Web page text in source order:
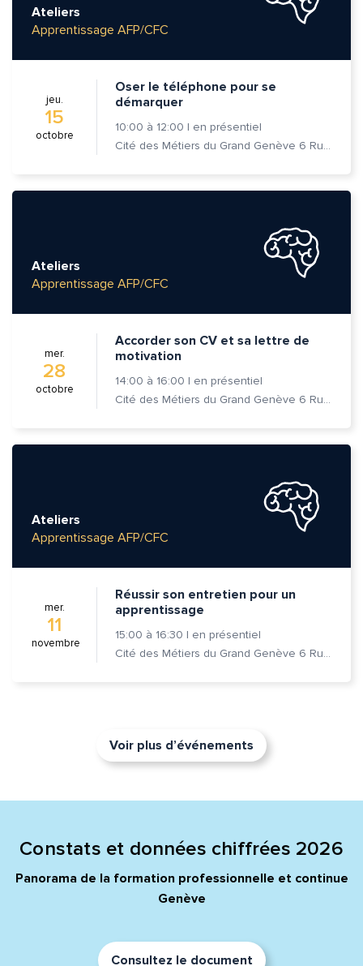
Ateliers
Apprentissage AFP/CFC
jeu.
15
octobre
Oser le téléphone pour se
démarquer
10:00 à 12:00 | en présentiel
Cité des Métiers du Grand Genève 6 Rue Prévost-Martin 1205 Genève
Ateliers
Apprentissage AFP/CFC
mer.
28
octobre
Accorder son CV et sa lettre de
motivation
14:00 à 16:00 | en présentiel
Cité des Métiers du Grand Genève 6 Rue Prévost-Martin 1205 Genève
Ateliers
Apprentissage AFP/CFC
mer.
11
novembre
Réussir son entretien pour un
apprentissage
15:00 à 16:30 | en présentiel
Cité des Métiers du Grand Genève 6 Rue Prévost-Martin 1205 Genève
Voir plus d’événements
Constats et données chiffrées 2026
Panorama de la formation professionnelle et continue
Genève
Consultez le document